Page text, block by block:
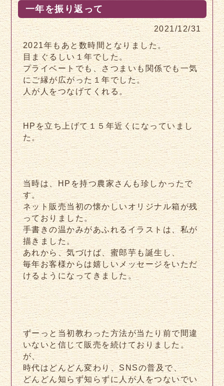
一年を振り返って
2021/12/31
2021年もあと数時間となりました。
目まぐるしい１年でした。
プライベートでも、さつまいも関係でも一気
にご縁が広がった１年でした。
人が人をつなげてくれる。
HPを立ち上げて１５年近くになっていまし
た。
当時は、HPを持つ農家さんも珍しかったで
す。
ネット販売当初の懐かしいオリジナル箱が残
っておりました。
手書きの温かみがあふれるイラストは、私が
描きました。
あれから、気づけば、蜜郎芋も誕生し、
毎年お客様からは嬉しいメッセージをいただ
けるようになってきました。
ずーっと当初教わった方法が当たり前で間違
いないと信じて販売を続けておりました。
が、
時代はどんどん変わり、SNSの普及で、
どんどん知らず知らずに人が人をつないでい